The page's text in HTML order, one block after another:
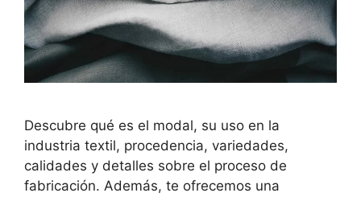
Descubre qué es el modal, su uso en la
industria textil, procedencia, variedades,
calidades y detalles sobre el proceso de
fabricación. Además, te ofrecemos una